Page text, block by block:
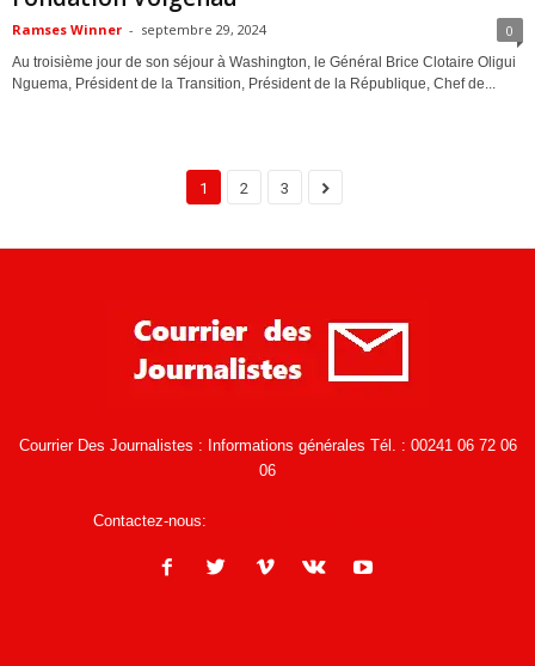
Ramses Winner - septembre 29, 2024 0
Au troisième jour de son séjour à Washington, le Général Brice Clotaire Oligui
Nguema, Président de la Transition, Président de la République, Chef de...
1 2 3
Courrier Des Journalistes : Informations générales Tél. : 00241 06 72 06
06
Contactez-nous: